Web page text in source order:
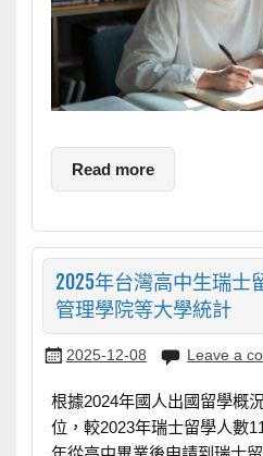
Read more
2025年台灣高中生瑞士
管理學院等大學統計
2025-12-08 Leave a
根據2024年國人出國留學概
位，較2023年瑞士留學人數